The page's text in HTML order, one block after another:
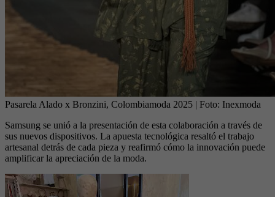
Pasarela Alado x Bronzini, Colombiamoda 2025 | Foto: Inexmoda
Samsung se unió a la presentación de esta colaboración a través de
sus nuevos dispositivos. La apuesta tecnológica resaltó el trabajo
artesanal detrás de cada pieza y reafirmó cómo la innovación puede
amplificar la apreciación de la moda.